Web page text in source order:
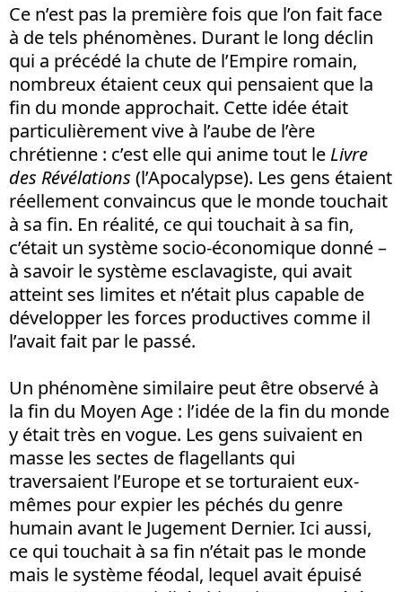
Ce n’est pas la première fois que l’on fait face
à de tels phénomènes. Durant le long déclin
qui a précédé la chute de l’Empire romain,
nombreux étaient ceux qui pensaient que la
fin du monde approchait. Cette idée était
particulièrement vive à l’aube de l’ère
chrétienne : c’est elle qui anime tout le Livre
des Révélations (l’Apocalypse). Les gens étaient
réellement convaincus que le monde touchait
à sa fin. En réalité, ce qui touchait à sa fin,
c’était un système socio-économique donné –
à savoir le système esclavagiste, qui avait
atteint ses limites et n’était plus capable de
développer les forces productives comme il
l’avait fait par le passé.
Un phénomène similaire peut être observé à
la fin du Moyen Age : l’idée de la fin du monde
y était très en vogue. Les gens suivaient en
masse les sectes de flagellants qui
traversaient l’Europe et se torturaient eux-
mêmes pour expier les péchés du genre
humain avant le Jugement Dernier. Ici aussi,
ce qui touchait à sa fin n’était pas le monde
mais le système féodal, lequel avait épuisé